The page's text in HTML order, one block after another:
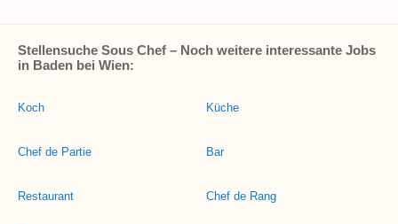
Stellensuche Sous Chef – Noch weitere interessante Jobs
in Baden bei Wien:
Koch
Chef de Partie
Restaurant
Küche
Bar
Chef de Rang